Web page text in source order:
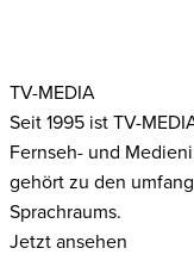
TV-MEDIA
Seit 1995 ist TV-
Fernseh- und
gehört zu den
Sprachraums.
Jetzt ansehen